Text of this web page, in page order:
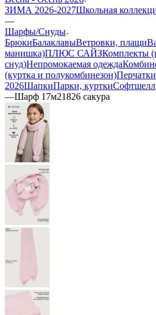
ЗИМА 2026-2027Школьная
—
Шарфы/Снуды
БрюкиБалаклавыВетровки, плащи
манишка)ПЛЮС САЙЗКомплекты
снуд)Непромокаемая одежда
(куртка и полукомбинезон)Перчатки
2026ШапкиПарки, курткиСофтшелл
—Шарф 17м21826 сакура